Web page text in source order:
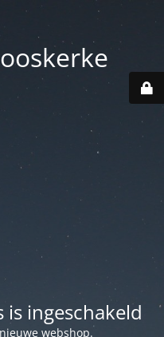
ingeschakeld
webshop.